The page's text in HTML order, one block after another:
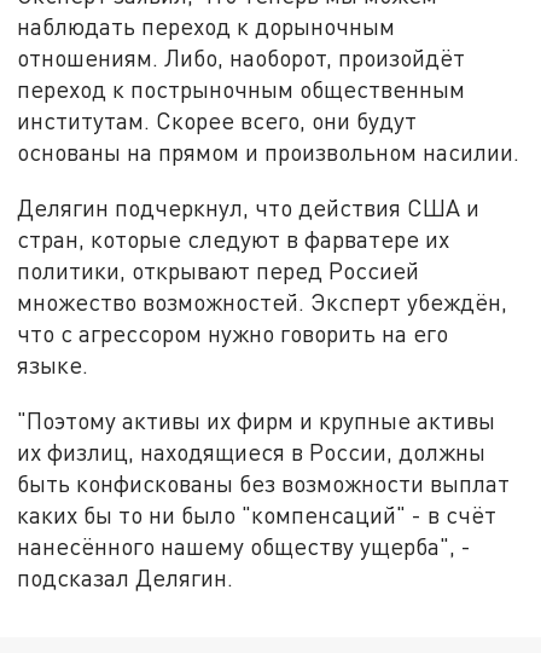
наблюдать переход к дорыночным
отношениям. Либо, наоборот, произойдёт
переход к пострыночным общественным
институтам. Скорее всего, они будут
основаны на прямом и произвольном насилии.
Делягин подчеркнул, что действия США и
стран, которые следуют в фарватере их
политики, открывают перед Россией
множество возможностей. Эксперт убеждён,
что с агрессором нужно говорить на его
языке.
"Поэтому активы их фирм и крупные активы
их физлиц, находящиеся в России, должны
быть конфискованы без возможности выплат
каких бы то ни было "компенсаций" - в счёт
нанесённого нашему обществу ущерба", -
подсказал Делягин.